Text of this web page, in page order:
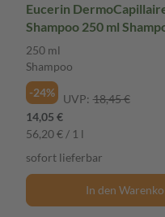
Eucerin
Shampoo 250 ml
250 ml
Shampoo
-24%
UVP: 18,45 €
14,05 €
56,20 € / 1 l
sofort lieferbar
In den